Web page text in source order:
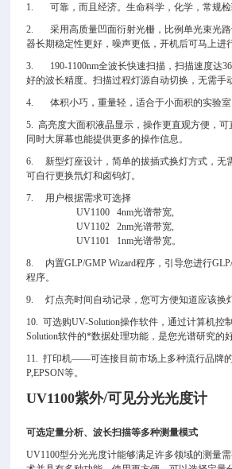
1.可靠，而且经济。生命科学，化学，常规检
2.采用高质量凹面衍射光栅，比例单光束光
器长期稳定性更好，噪声更低，开机后可马上进
3. 190-1100nm全波长快速扫描，扫描速度达
好的波长精度。扫描过程灯源自动切换，无需手
4.体积小巧，重量轻，适合于小面积的实验室
5.高亮度大面积液晶显示，操作更直观方便，可
同时大屏幕也能提供更多的操作信息。
6.新型灯座设计，简单的拔插式换灯方式，无
可自行更换氘灯和卤钨灯。
7. 用户根据需求可选择
UV1100 4nm光谱带宽,
UV1102 2nm光谱带宽,
UV1101 1nm光谱带宽。
8. 内置GLP/GMP Wizard程序，引导您进行
程序。
9.灯点亮时间自动记录，您可方便知道应该换
10.可选购UV-Solution操作软件，通过计算机控
Solution软件的*数据处理功能，是您光谱研究的
11.打印机——可连接目前市场上多种流行品牌
P,EPSON等。
UV1100紫外/可见分光光度计
可选定量分析、波长扫描等多种测量模式
UV1100型分光光度计能够满足许多领域的测量